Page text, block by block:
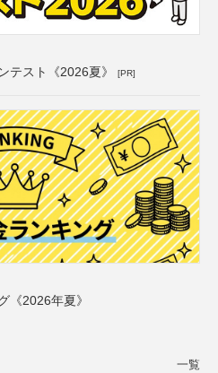
テスト《2026夏》 [PR]
《2026年夏》
一覧